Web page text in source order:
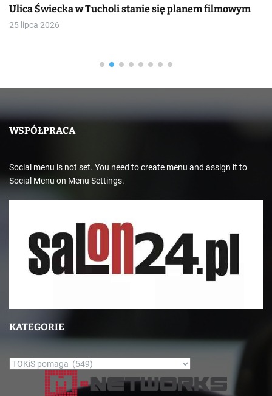
Ulica Świecka w Tucholi stanie się planem filmowym
25 lipca 2026
WSPÓŁPRACA
Social menu is not set. You need to create menu and assign it to
Social Menu on Menu Settings.
KATEGORIE
K